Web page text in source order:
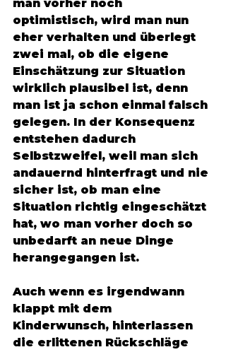
man vorher noch
optimistisch, wird man nun
eher verhalten und überlegt
zwei mal, ob die eigene
Einschätzung zur Situation
wirklich plausibel ist, denn
man ist ja schon einmal falsch
gelegen. In der Konsequenz
entstehen dadurch
Selbstzweifel, weil man sich
andauernd hinterfragt und nie
sicher ist, ob man eine
Situation richtig eingeschätzt
hat, wo man vorher doch so
unbedarft an neue Dinge
herangegangen ist.
Auch wenn es irgendwann
klappt mit dem
Kinderwunsch, hinterlassen
die erlittenen Rückschläge